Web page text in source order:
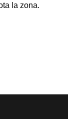
la zona.